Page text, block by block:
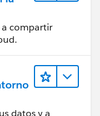
compartir
datos y a